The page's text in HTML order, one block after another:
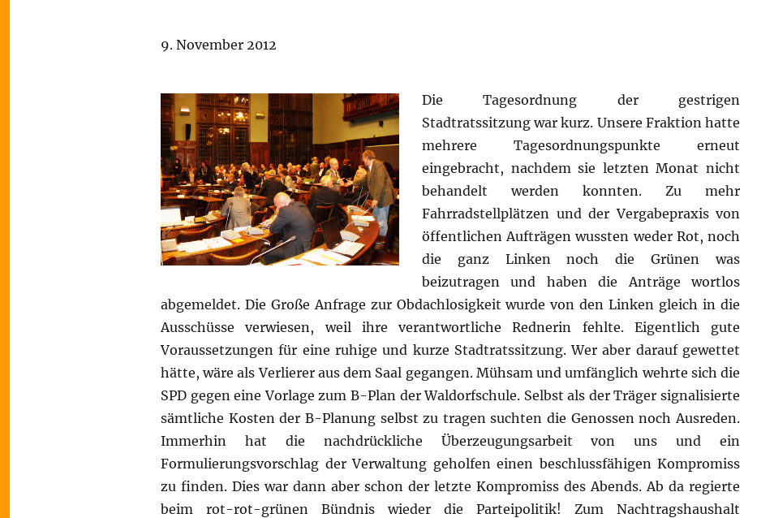
9. November 2012
Die Tagesordnung der gestrigen
Stadtratssitzung war kurz. Unsere Fraktion hatte
mehrere Tagesordnungspunkte erneut
eingebracht, nachdem sie letzten Monat nicht
behandelt werden konnten. Zu mehr
Fahrradstellplätzen und der Vergabepraxis von
öffentlichen Aufträgen wussten weder Rot, noch
die ganz Linken noch die Grünen was
beizutragen und haben die Anträge wortlos
abgemeldet. Die Große Anfrage zur Obdachlosigkeit wurde von den Linken gleich in die
Ausschüsse verwiesen, weil ihre verantwortliche Rednerin fehlte. Eigentlich gute
Voraussetzungen für eine ruhige und kurze Stadtratssitzung. Wer aber darauf gewettet
hätte, wäre als Verlierer aus dem Saal gegangen. Mühsam und umfänglich wehrte sich die
SPD gegen eine Vorlage zum B-Plan der Waldorfschule. Selbst als der Träger signalisierte
sämtliche Kosten der B-Planung selbst zu tragen suchten die Genossen noch Ausreden.
Immerhin hat die nachdrückliche Überzeugungsarbeit von uns und ein
Formulierungsvorschlag der Verwaltung geholfen einen beschlussfähigen Kompromiss
zu finden. Dies war dann aber schon der letzte Kompromiss des Abends. Ab da regierte
beim rot-rot-grünen Bündnis wieder die Parteipolitik! Zum Nachtragshaushalt